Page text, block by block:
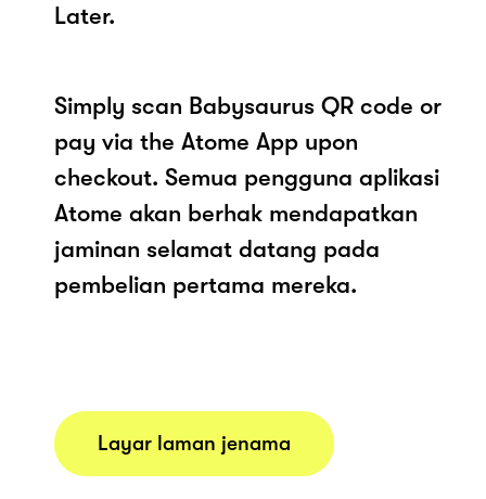
Later.
Simply scan Babysaurus QR code or
pay via the Atome App upon
checkout. Semua pengguna aplikasi
Atome akan berhak mendapatkan
jaminan selamat datang pada
pembelian pertama mereka.
Layar laman jenama